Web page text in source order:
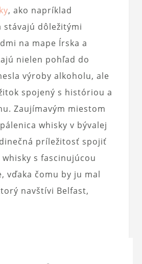
, ako napríklad
stávajú dôležitými
na mape Írska a
nielen pohľad do
výroby alkoholu, ale
spojený s históriou a
Zaujímavým miestom
whisky v bývalej
príležitosť spojiť
s fascinujúcou
vďaka čomu by ju mal
navštívi Belfast,